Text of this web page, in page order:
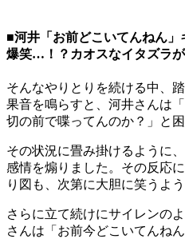
■河井「お前どこいてんねん
爆笑…！？カオスなイタズラ
そんなやりとりを続ける中、
果音を鳴らすと、河井さんは
切の前で喋ってんのか？」と困
その状況に畳み掛けるように
感情を煽りました。その反応
り図も、次第に大胆に笑うよう
さらに立て続けにサイレンの
さんは「お前今どこいてんね